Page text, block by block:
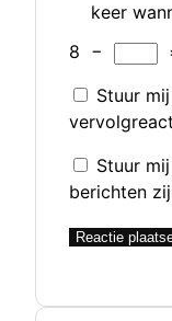
keer
8 −
Stuur
Stuur
berichten